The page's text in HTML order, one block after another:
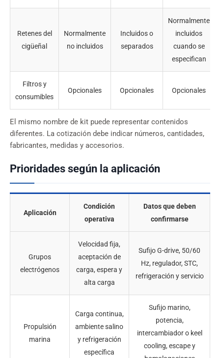
Retenes del
cigüeñal
Normalmente
no incluidos
Incluidos o
separados
Normalmente
incluidos
cuando se
especifican
Filtros y
consumibles
Opcionales Opcionales Opcionales
El mismo nombre de kit puede representar contenidos
diferentes. La cotización debe indicar números, cantidades,
fabricantes, medidas y accesorios.
Prioridades según la aplicación
Aplicación
Condición
operativa
Datos que deben
confirmarse
Grupos
electrógenos
Velocidad fija,
aceptación de
carga, espera y
alta carga
Sufijo G-drive, 50/60
Hz, regulador, STC,
refrigeración y servicio
Propulsión
marina
Carga continua,
ambiente salino
y refrigeración
específica
Sufijo marino,
potencia,
intercambiador o keel
cooling, escape y